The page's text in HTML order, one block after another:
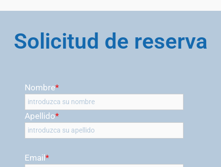
Solicitud de reserva
Nombre*
Apellido*
Email*